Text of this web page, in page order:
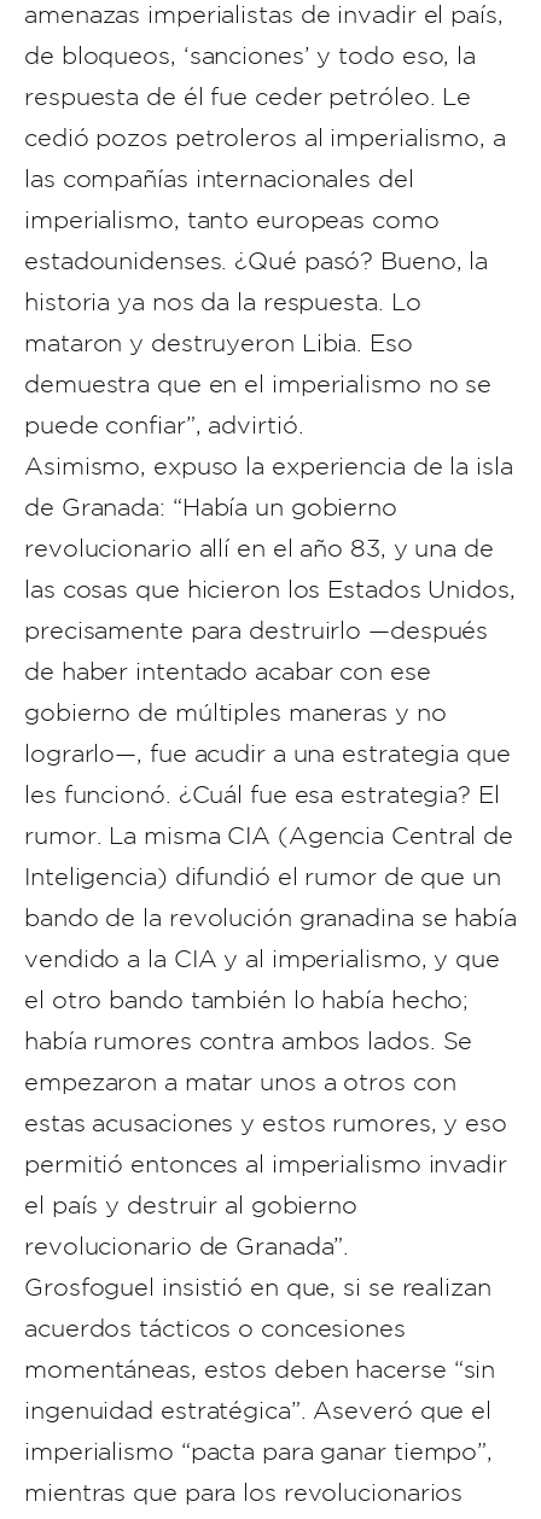
amenazas imperialistas de invadir el país,
de bloqueos, ‘sanciones’ y todo eso, la
respuesta de él fue ceder petróleo. Le
cedió pozos petroleros al imperialismo, a
las compañías internacionales del
imperialismo, tanto europeas como
estadounidenses. ¿Qué pasó? Bueno, la
historia ya nos da la respuesta. Lo
mataron y destruyeron Libia. Eso
demuestra que en el imperialismo no se
puede confiar”, advirtió.
Asimismo, expuso la experiencia de la isla
de Granada: “Había un gobierno
revolucionario allí en el año 83, y una de
las cosas que hicieron los Estados Unidos,
precisamente para destruirlo —después
de haber intentado acabar con ese
gobierno de múltiples maneras y no
lograrlo—, fue acudir a una estrategia que
les funcionó. ¿Cuál fue esa estrategia? El
rumor. La misma CIA (Agencia Central de
Inteligencia) difundió el rumor de que un
bando de la revolución granadina se había
vendido a la CIA y al imperialismo, y que
el otro bando también lo había hecho;
había rumores contra ambos lados. Se
empezaron a matar unos a otros con
estas acusaciones y estos rumores, y eso
permitió entonces al imperialismo invadir
el país y destruir al gobierno
revolucionario de Granada”.
Grosfoguel insistió en que, si se realizan
acuerdos tácticos o concesiones
momentáneas, estos deben hacerse “sin
ingenuidad estratégica”. Aseveró que el
imperialismo “pacta para ganar tiempo”,
mientras que para los revolucionarios